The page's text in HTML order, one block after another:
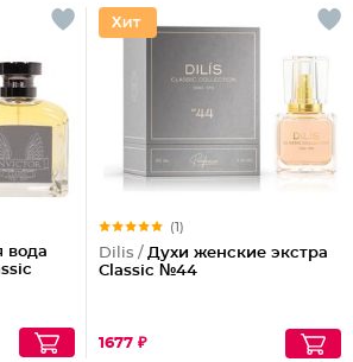
вода
(1)
Dilis / Духи женские экстра
Classic №44
1677 ₽